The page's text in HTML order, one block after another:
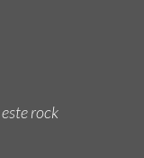
rock